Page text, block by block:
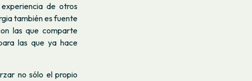
de otros
también es fuente
las que comparte
las que ya hace
no sólo el propio